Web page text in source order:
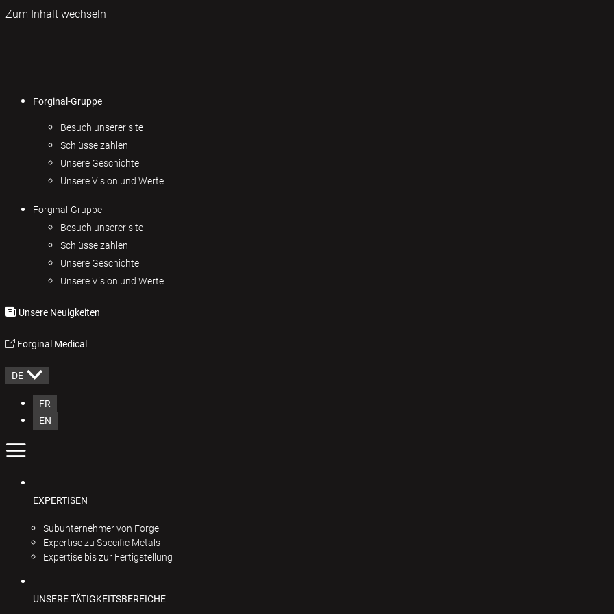
Zum Inhalt wechseln
Forginal-Gruppe
Besuch unserer site
Schlüsselzahlen
Unsere Geschichte
Unsere Vision und Werte
Forginal-Gruppe
Besuch unserer site
Schlüsselzahlen
Unsere Geschichte
Unsere Vision und Werte
Unsere Neuigkeiten
Forginal Medical
DE
FR
EN
EXPERTISEN
Subunternehmer von Forge
Expertise zu Specific Metals
Expertise bis zur Fertigstellung
UNSERE TÄTIGKEITSBEREICHE